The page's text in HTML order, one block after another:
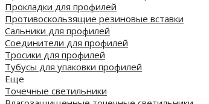
Прокладки для профилей
Противоскользящие резиновые вставки
Сальники для профилей
Соединители для профилей
Тросики для профилей
Тубусы для упаковки профилей
Еще
Точечные светильники